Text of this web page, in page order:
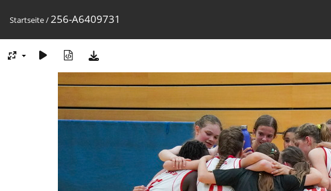
Startseite/256-A6409731